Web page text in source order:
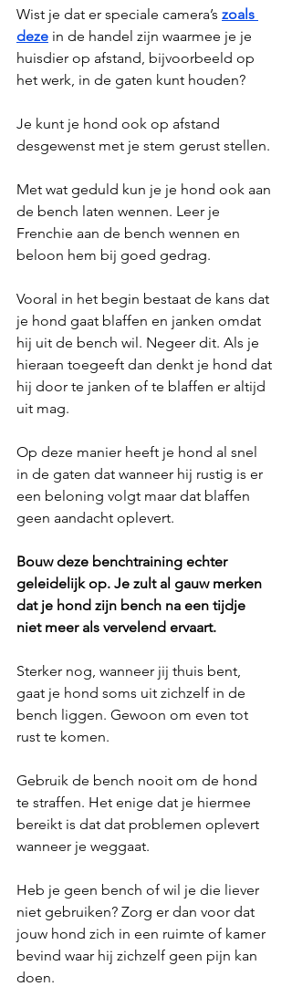
Wist je dat er speciale camera’s zoals
deze in de handel zijn waarmee je je
huisdier op afstand, bijvoorbeeld op
het werk, in de gaten kunt houden?
Je kunt je hond ook op afstand
desgewenst met je stem gerust stellen.
Met wat geduld kun je je hond ook aan
de bench laten wennen. Leer je
Frenchie aan de bench wennen en
beloon hem bij goed gedrag.
Vooral in het begin bestaat de kans dat
je hond gaat blaffen en janken omdat
hij uit de bench wil. Negeer dit. Als je
hieraan toegeeft dan denkt je hond dat
hij door te janken of te blaffen er altijd
uit mag.
Op deze manier heeft je hond al snel
in de gaten dat wanneer hij rustig is er
een beloning volgt maar dat blaffen
geen aandacht oplevert.
Bouw deze benchtraining echter
geleidelijk op. Je zult al gauw merken
dat je hond zijn bench na een tijdje
niet meer als vervelend ervaart.
Sterker nog, wanneer jij thuis bent,
gaat je hond soms uit zichzelf in de
bench liggen. Gewoon om even tot
rust te komen.
Gebruik de bench nooit om de hond
te straffen. Het enige dat je hiermee
bereikt is dat dat problemen oplevert
wanneer je weggaat.
Heb je geen bench of wil je die liever
niet gebruiken? Zorg er dan voor dat
jouw hond zich in een ruimte of kamer
bevind waar hij zichzelf geen pijn kan
doen.